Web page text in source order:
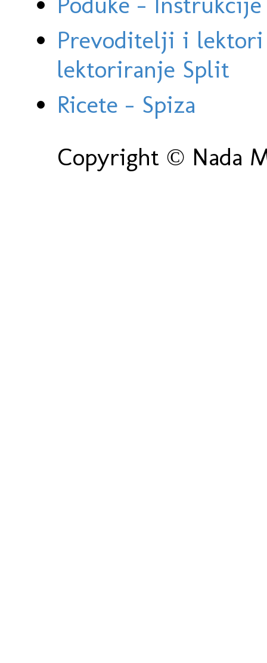
Prevoditelji i
lektoriranje Split
Ricete - Spiza
Copyright © Nada